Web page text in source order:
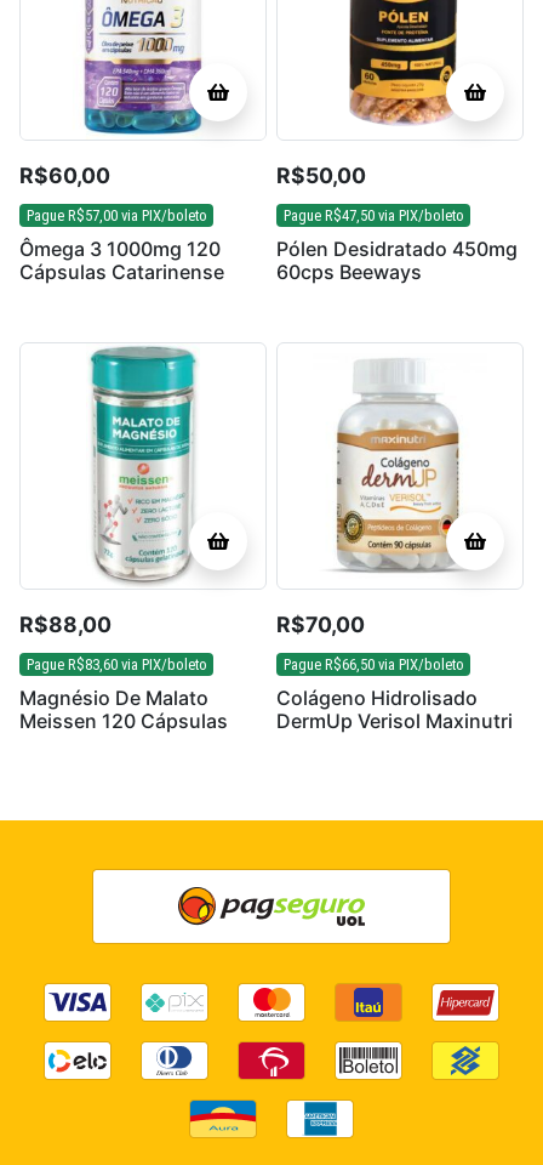
R$60,00
Pague R$57,00 via PIX/boleto
Ômega 3 1000mg 120
Cápsulas Catarinense
R$50,00
Pague R$47,50 via PIX/boleto
Pólen Desidratado 450mg
60cps Beeways
R$88,00
Pague R$83,60 via PIX/boleto
Magnésio De Malato
Meissen 120 Cápsulas
R$70,00
Pague R$66,50 via PIX/boleto
Colágeno Hidrolisado
DermUp Verisol Maxinutri